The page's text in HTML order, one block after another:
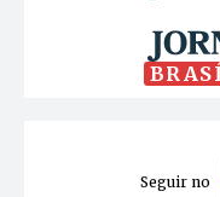
Seguir no